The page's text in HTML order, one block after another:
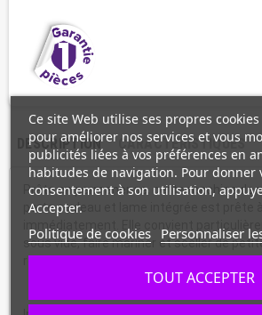
DESCRIPTION CARACTÉRISTIQUES
Prête en permanence, cette machine de
porte-rouleau et lame intégrée est prête à
sous vide, faire mariner et sceller de
Ce site Web utilise ses propres
pour améliorer nos services et vous
publicités liées à vos préférences en
habitudes de navigation. Pour donner
consentement à son utilisation,
Accepter.
Politique de cookies Personnaliser
TOUT ACCEPTER